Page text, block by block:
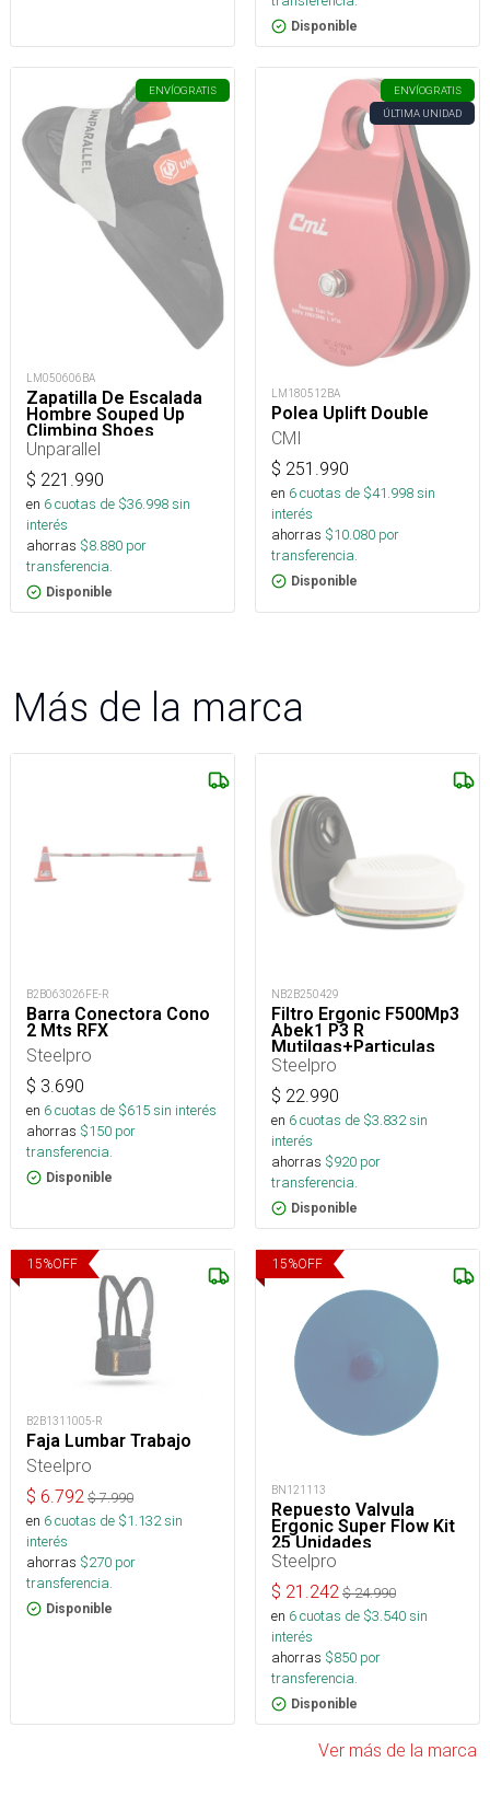
Disponible
ENVÍOGRATIS
LM050606BA
Zapatilla De Escalada
Hombre Souped Up
Climbing Shoes
Unparallel
$ 221.990
en 6cuotas de $36.998sin
interés
ahorras $8.880 por
transferencia.
Disponible
ENVÍOGRATIS
ÚLTIMA UNIDAD
LM180512BA
Polea Uplift Double
CMI
$ 251.990
en 6cuotas de $41.998sin
interés
ahorras $10.080 por
transferencia.
Disponible
Más de la marca
B2B063026FE-R
Barra Conectora Cono
2 Mts RFX
Steelpro
$ 3.690
en 6cuotas de $615sin interés
ahorras $150 por
transferencia.
Disponible
NB2B250429
Filtro Ergonic F500Mp3
Abek1 P3 R
Mutilgas+Particulas
Steelpro
$ 22.990
en 6cuotas de $3.832sin
interés
ahorras $920 por
transferencia.
Disponible
15%OFF
B2B1311005-R
Faja Lumbar Trabajo
Steelpro
$ 6.792 $7.990
en 6cuotas de $1.132sin
interés
ahorras $270 por
transferencia.
Disponible
15%OFF
BN121113
Repuesto Valvula
Ergonic Super Flow Kit
25 Unidades
Steelpro
$ 21.242 $24.990
en 6cuotas de $3.540sin
interés
ahorras $850 por
transferencia.
Disponible
Ver más de la marca